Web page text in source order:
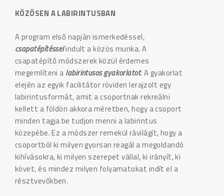
KÖZÖSEN A LABIRINTUSBAN
A program első napján ismerkedéssel,
csapatépítésselindult a közös munka. A
csapatépítő módszerek közül érdemes
megemlíteni a labirintusos gyakorlatot. A gyakorlat
elején az egyik facilitátor röviden lerajzolt egy
labirintusformát, amit a csoportnak rekreálni
kellett a földön akkora méretben, hogy a csoport
minden tagja be tudjon menni a labirintus
közepébe. Ez a módszer remekül rávilágít, hogy a
csoportból ki milyen gyorsan reagál a megoldandó
kihívásokra, ki milyen szerepet vállal, ki irányít, ki
követ, és mindez milyen folyamatokat indít el a
résztvevőkben.